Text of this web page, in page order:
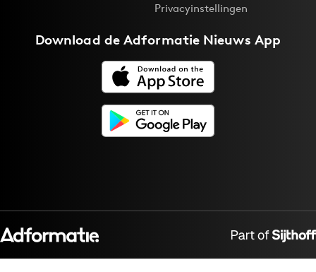
Privacyinstellingen
Download deAdformatie Nieuws App